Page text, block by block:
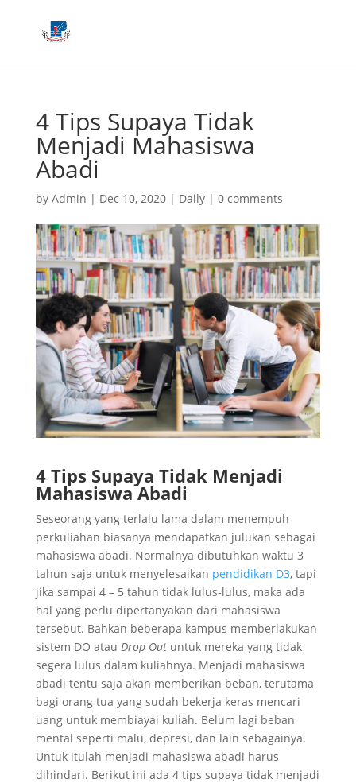
4 Tips Supaya Tidak
Menjadi Mahasiswa
Abadi
by Admin | Dec 10, 2020| Daily| 0 comments
4 Tips Supaya Tidak Menjadi
Mahasiswa Abadi
Seseorang yang terlalu lama dalam menempuh
perkuliahan biasanya mendapatkan julukan sebagai
mahasiswa abadi. Normalnya dibutuhkan waktu 3
tahun saja untuk menyelesaikan pendidikan D3, tapi
jika sampai 4 – 5 tahun tidak lulus-lulus, maka ada
hal yang perlu dipertanyakan dari mahasiswa
tersebut. Bahkan beberapa kampus memberlakukan
sistem DO atau Drop Outuntuk mereka yang tidak
segera lulus dalam kuliahnya. Menjadi mahasiswa
abadi tentu saja akan memberikan beban, terutama
bagi orang tua yang sudah bekerja keras mencari
uang untuk membiayai kuliah. Belum lagi beban
mental seperti malu, depresi, dan lain sebagainya.
Untuk itulah menjadi mahasiswa abadi harus
dihindari. Berikut ini ada 4 tips supaya tidak menjadi